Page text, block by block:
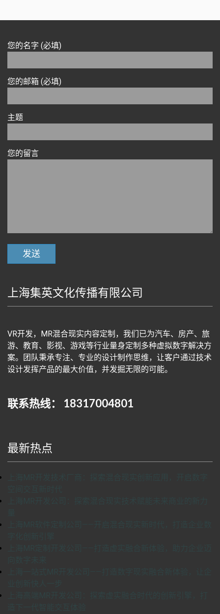
您的名字 (必填)
您的邮箱 (必填)
主题
您的留言
上海集英文化传播有限公司
VR开发，MR混合现实内容定制，我们已为汽车、房产、旅
游、教育、影视、游戏等行业量身定制多种虚拟数字解决方
案。团队秉承专注、专业的设计制作思维，让客户通过技术
设计发挥产品的最大价值，并发掘无限的可能。
联系热线： 18317004801
最新热点